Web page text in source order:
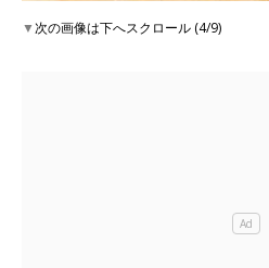
▼次の画像は下へスクロール (4/9)